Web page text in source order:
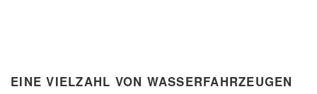
EINE VIELZAHL VON WASSERFAHRZEUGEN